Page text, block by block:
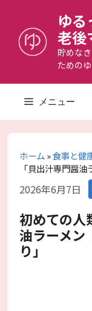
へ
ゆ
老後
貯めな
ための
メニュー
ホーム»食事と健
「貝出汁専門醤
2026年6月7日
初めての人
油ラーメン
り」